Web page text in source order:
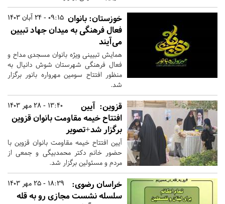
09:15 - 24 آبان 1403 خوزستان: بانوان
فعال فرهنگی به میدان جهاد تبیین
می‌آیند
همایش تبیینی ویژه بانوان مسجدی مداح و
فعال فرهنگی شهرستان شوش دانیال به
منظور افتتاح سومین مهرواره بانور برگزار
شد.
13:40 - 28 مهر 1403 قزوین: آیین
افتتاح خیمه مقاومت بانوان قزوین
برگزار شد+تصویر
آیین افتتاح خیمه مقاومت بانوان قزوین با
حضور خانم دکتر محمدبیگی و جمعی از
مردم و مسئولین برگزار شد.
18:29 - 25 مهر 1403
خراسان رضوی:
سلسله‌ نشست‌ مجازی رو به قله